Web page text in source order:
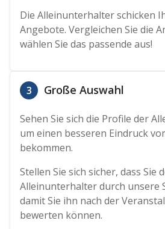
Die Alleinunterhalter schicken
Angebote. Vergleichen Sie die
wählen Sie das passende aus!
3 Große Auswahl
Sehen Sie sich die Profile der
um einen besseren Eindruck
bekommen.
Stellen Sie sich sicher, dass Sie
Alleinunterhalter durch unsere
damit Sie ihn nach der
bewerten können.